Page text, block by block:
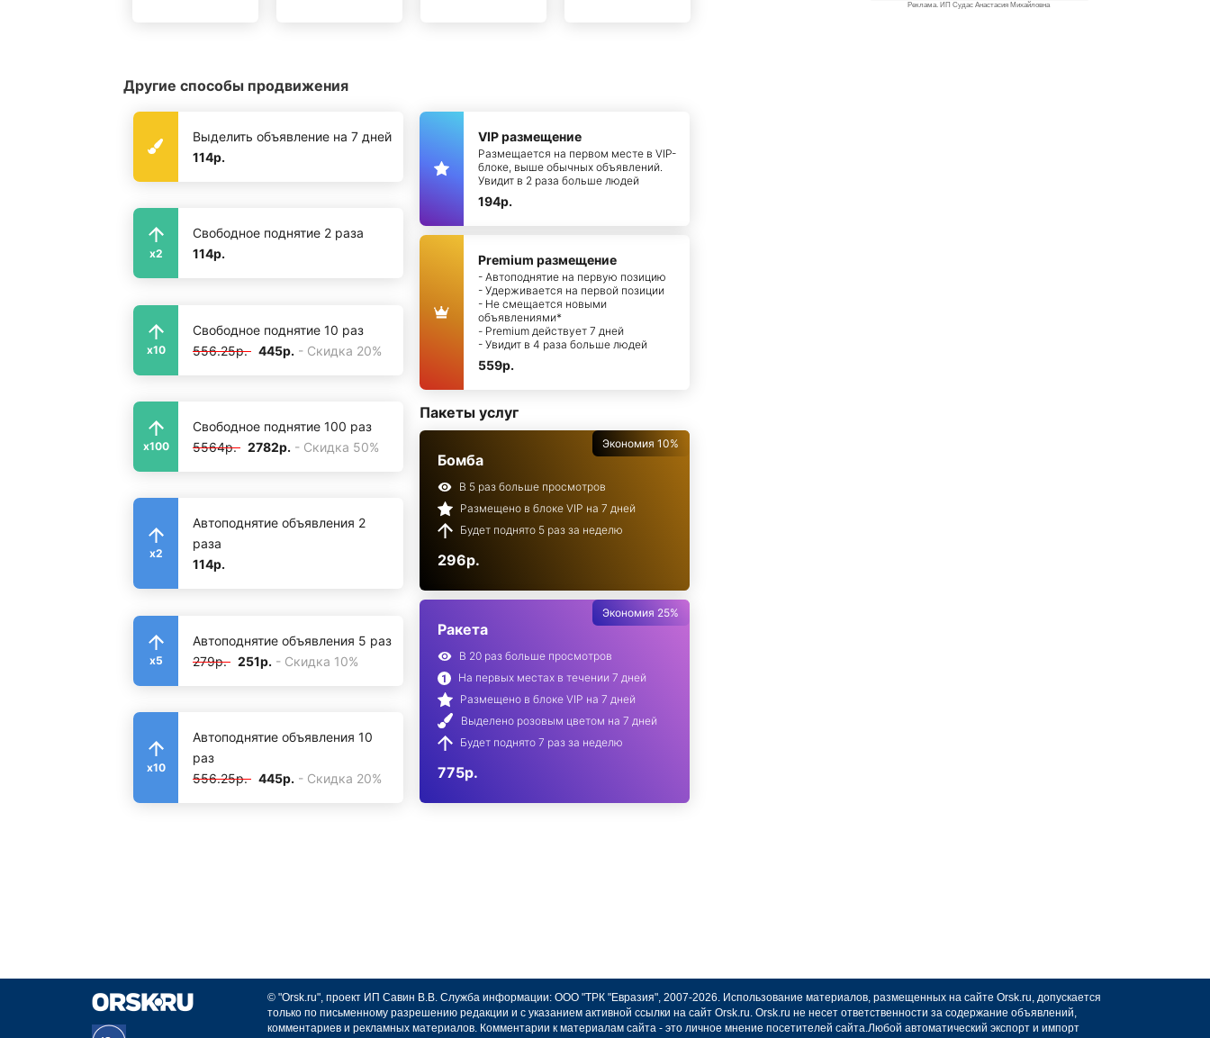
Реклама. ИП Судас Анастасия Михайловна
Другие способы продвижения
Выделить объявление на 7 дней
114р.
x2
Свободное поднятие 2 раза
114р.
x10
Свободное поднятие 10 раз
556.25р. 445р. - Скидка 20%
x100
Свободное поднятие 100 раз
5564р. 2782р. - Скидка 50%
x2
Автоподнятие объявления 2
раза
114р.
x5
Автоподнятие объявления 5 раз
279р. 251р. - Скидка 10%
x10
Автоподнятие объявления 10
раз
556.25р. 445р. - Скидка 20%
VIP размещение
Размещается на первом месте в VIP-
блоке, выше обычных объявлений.
Увидит в 2 раза больше людей
194р.
Premium размещение
- Автоподнятие на первую позицию
- Удерживается на первой позиции
- Не смещается новыми
объявлениями*
- Premium действует 7 дней
- Увидит в 4 раза больше людей
559р.
Пакеты услуг
Экономия 10%
Бомба
В 5 раз больше просмотров
Размещено в блоке VIP на 7 дней
Будет поднято 5 раз за неделю
296р.
Экономия 25%
Ракета
В 20 раз больше просмотров
На первых местах в течении 7 дней
Размещено в блоке VIP на 7 дней
Выделено розовым цветом на 7 дней
Будет поднято 7 раз за неделю
775р.
© "Orsk.ru", проект ИП Савин В.В. Служба информации: ООО "ТРК "Евразия", 2007-2026. Использование материалов, размещенных на сайте Orsk.ru, допускается
только по письменному разрешению редакции и с указанием активной ссылки на сайт Orsk.ru. Orsk.ru не несет ответственности за содержание объявлений,
комментариев и рекламных материалов. Комментарии к материалам сайта - это личное мнение посетителей сайта.Любой автоматический экспорт и импорт